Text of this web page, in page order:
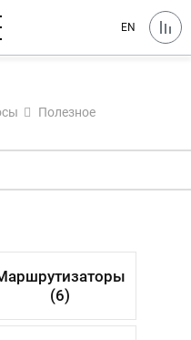
EN
Полезное
(6)